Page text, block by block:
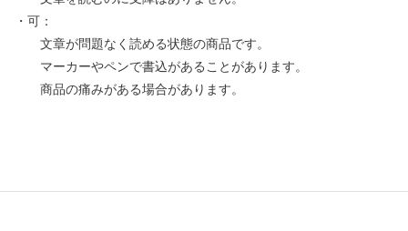
・可：
文章が問題なく読める状態の商品です。
マーカーやペンで書込があることがあります。
商品の痛みがある場合があります。